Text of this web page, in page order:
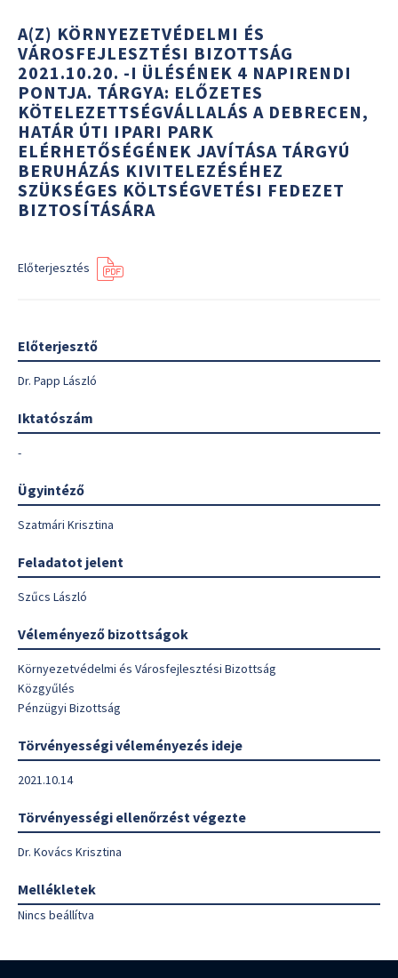
A(Z) KÖRNYEZETVÉDELMI ÉS
VÁROSFEJLESZTÉSI BIZOTTSÁG
2021.10.20. -I ÜLÉSÉNEK 4 NAPIRENDI
PONTJA. TÁRGYA: ELŐZETES
KÖTELEZETTSÉGVÁLLALÁS A DEBRECEN,
HATÁR ÚTI IPARI PARK
ELÉRHETŐSÉGÉNEK JAVÍTÁSA TÁRGYÚ
BERUHÁZÁS KIVITELEZÉSÉHEZ
SZÜKSÉGES KÖLTSÉGVETÉSI FEDEZET
BIZTOSÍTÁSÁRA
Előterjesztés
Előterjesztő
Dr. Papp László
Iktatószám
-
Ügyintéző
Szatmári Krisztina
Feladatot jelent
Szűcs László
Véleményező bizottságok
Környezetvédelmi és Városfejlesztési Bizottság
Közgyűlés
Pénzügyi Bizottság
Törvényességi véleményezés ideje
2021.10.14
Törvényességi ellenőrzést végezte
Dr. Kovács Krisztina
Mellékletek
Nincs beállítva